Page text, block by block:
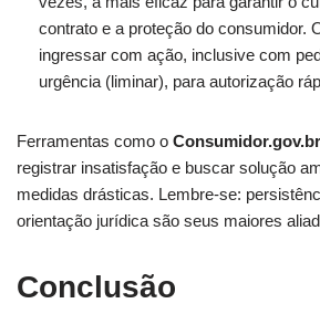
contrato e a proteção do consumidor.
ingressar com ação, inclusive com
urgência (liminar), para autorização
Ferramentas como o Consumidor.gov.br
registrar insatisfação e buscar solução
medidas drásticas. Lembre-se:
orientação jurídica são seus maiores
Conclusão